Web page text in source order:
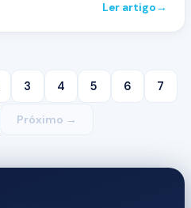
Ler artigo→
3 4 5 6 7
Próximo →